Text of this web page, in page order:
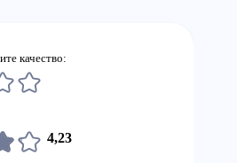
качество:
4,23